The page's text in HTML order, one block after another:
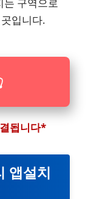
입니다.
됩니다*
앱설치